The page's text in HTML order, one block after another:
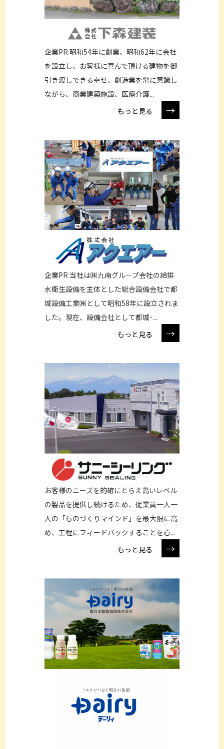
企業PR 昭和54年に創業、昭和62年に会社
を設立し、お客様に喜んで頂ける建物を御
引き渡しできる幸せ、創造業を常に意識し
ながら、商業建築施設、医療介護...
もっと見る
→
企業PR 当社は㈱九南グループ会社の給排
水衛生設備を主体とした総合設備会社で都
城設備工業㈱として昭和58年に設立されま
した。現在、設備会社として都城･...
もっと見る
→
お客様のニーズを的確にとらえ高いレベル
の製品を提供し続けるため、従業員一人一
人の「ものづくりマインド」を最大限に高
め、工程にフィードバックすることを心...
もっと見る
→